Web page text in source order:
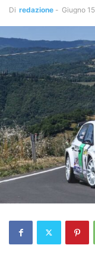
Di redazione - Giugno